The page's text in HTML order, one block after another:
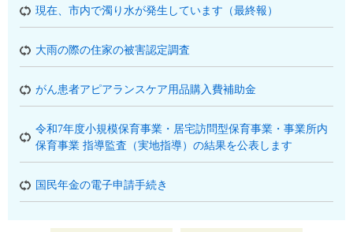
現在、市内で濁り水が発生しています（最終報）
大雨の際の住家の被害認定調査
がん患者アピアランスケア用品購入費補助金
令和7年度小規模保育事業・居宅訪問型保育事業・事業所内
保育事業 指導監査（実地指導）の結果を公表します
国民年金の電子申請手続き